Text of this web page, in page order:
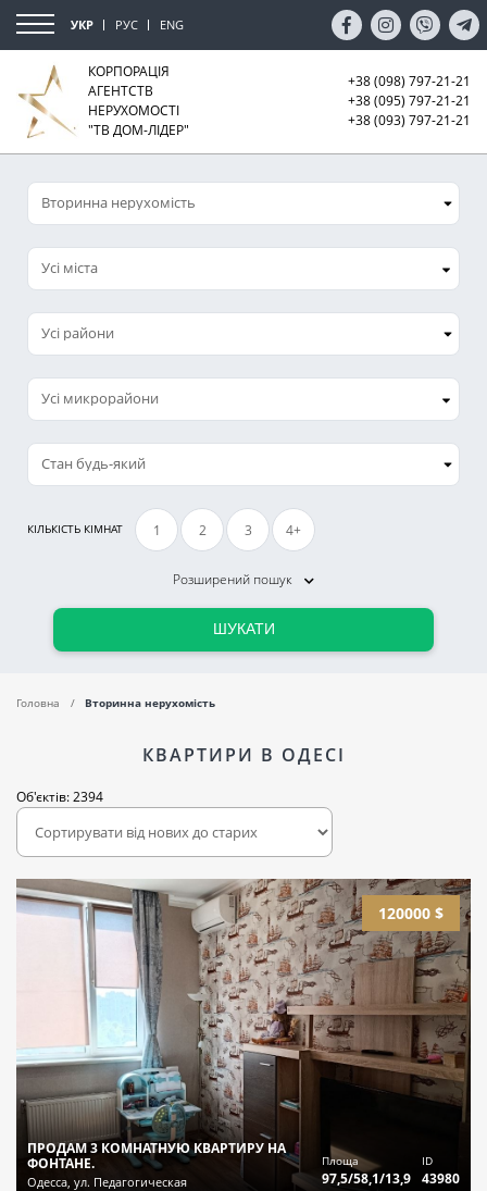
УКР РУС ENG
КОРПОРАЦІЯ
АГЕНТСТВ
НЕРУХОМОСТІ
"ТВ ДОМ-ЛІДЕР"
+38 (098) 797-21-21
+38 (095) 797-21-21
+38 (093) 797-21-21
Усі міста
Усі микрорайони
КІЛЬКІСТЬ КІМНАТ 1 2 3 4+
Розширений пошук
ШУКАТИ
Головна Вторинна нерухомість
КВАРТИРИ В ОДЕСІ
Об'єктів: 2394
120000 $
ПРОДАМ 3 КОМНАТНУЮ КВАРТИРУ НА
ФОНТАНЕ.
Одесса, ул. Педагогическая
Площа
97,5/58,1/13,9
ID
43980